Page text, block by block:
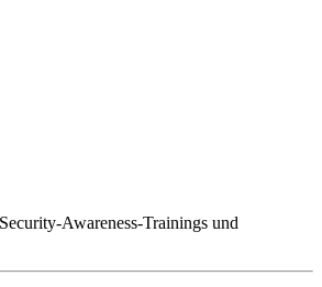
Awareness-Trainings und